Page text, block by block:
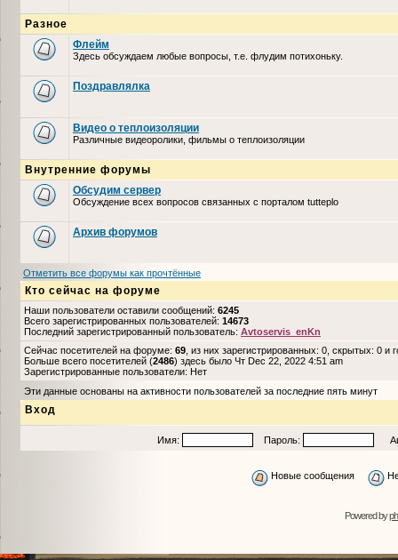
Разное
Флейм
Здесь обсуждаем любые вопросы, т.е. флудим потихоньку.
Поздравлялка
Видео о теплоизоляции
Различные видеоролики, фильмы о теплоизоляции
Внутренние форумы
Обсудим сервер
Обсуждение всех вопросов связанных с порталом tutteplo
Архив форумов
Отметить все форумы как прочтённые
Кто сейчас на форуме
Наши пользователи оставили сообщений: 6245
Всего зарегистрированных пользователей: 14673
Последний зарегистрированный пользователь: Avtoservis_enKn
Сейчас посетителей на форуме: 69 , из них зарегистрированных: 0, скрытых: 0
Больше всего посетителей (2486) здесь было Чт Dec 22, 2022 4:51 am
Зарегистрированные пользователи: Нет
Эти данные основаны на активности пользователей за последние пять минут
Вход
Имя: Пароль:
Новые сообщения
Powered by